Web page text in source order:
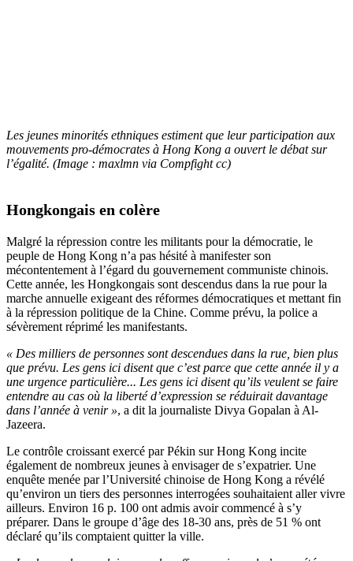
Les jeunes minorités ethniques estiment que leur participation aux
mouvements pro-démocrates à Hong Kong a ouvert le débat sur
l’égalité. (Image : maxlmn via Compfight cc)
Hongkongais en colère
Malgré la répression contre les militants pour la démocratie, le
peuple de Hong Kong n’a pas hésité à manifester son
mécontentement à l’égard du gouvernement communiste chinois.
Cette année, les Hongkongais sont descendus dans la rue pour la
marche annuelle exigeant des réformes démocratiques et mettant fin
à la répression politique de la Chine. Comme prévu, la police a
sévèrement réprimé les manifestants.
« Des milliers de personnes sont descendues dans la rue, bien plus
que prévu. Les gens ici disent que c’est parce que cette année il y a
une urgence particulière... Les gens ici disent qu’ils veulent se faire
entendre au cas où la liberté d’expression se réduirait davantage
dans l’année à venir », a dit la journaliste Divya Gopalan à Al-
Jazeera.
Le contrôle croissant exercé par Pékin sur Hong Kong incite
également de nombreux jeunes à envisager de s’expatrier. Une
enquête menée par l’Université chinoise de Hong Kong a révélé
qu’environ un tiers des personnes interrogées souhaitaient aller vivre
ailleurs. Environ 16 p. 100 ont admis avoir commencé à s’y
préparer. Dans le groupe d’âge des 18-30 ans, près de 51 % ont
déclaré qu’ils comptaient quitter la ville.